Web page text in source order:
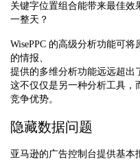
关键字位置组合能带来最佳
一整天？
WisePPC 的高级分析功能可
的情报、
提供的多维分析功能远远超出
这不仅仅是另一种分析工具，
竞争优势。
隐藏数据问题
亚马逊的广告控制台提供基本